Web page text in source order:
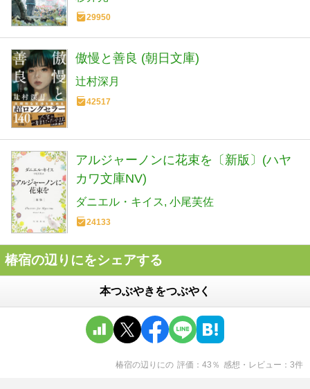
29950
傲慢と善良 (朝日文庫)
辻村深月
42517
アルジャーノンに花束を〔新版〕(ハヤ
カワ文庫NV)
ダニエル・キイス 小尾芙佐
24133
椿宿の辺りにをシェアする
本つぶやきをつぶやく
椿宿の辺りにの 評価 43 ％ 感想・レビュー 3件